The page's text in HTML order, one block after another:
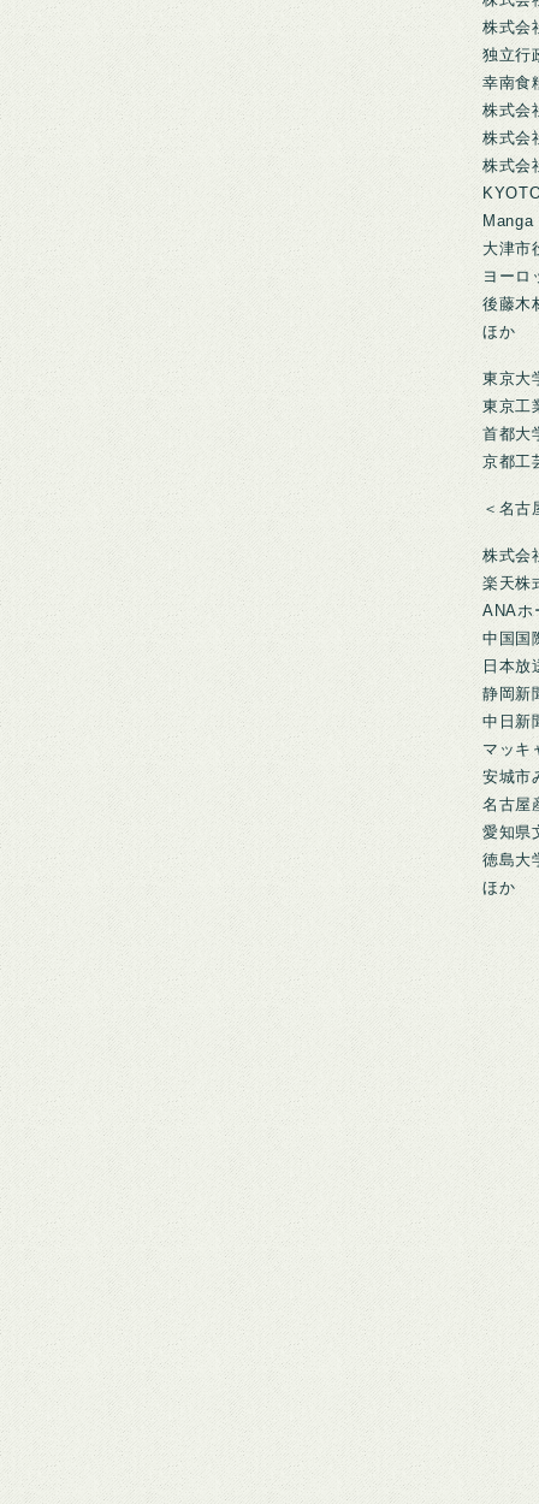
株式会
独立行
幸南食
株式会
株式会
株式会
大津市
ヨーロ
後藤木
ほか
東京大
東京工
首都大
京都工
＜名
株式会
楽天株
ANAホ
中国国
日本放
静岡新
中日新
マッキ
安城市
名古屋
愛知県
徳島大
ほか